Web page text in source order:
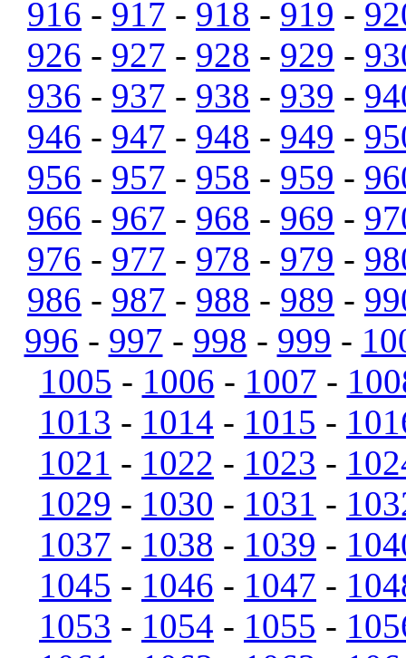
916 - 917 - 918 - 919 -
926 - 927 - 928 - 929 -
936 - 937 - 938 - 939 -
946 - 947 - 948 - 949 -
956 - 957 - 958 - 959 -
966 - 967 - 968 - 969 -
976 - 977 - 978 - 979 -
986 - 987 - 988 - 989 -
996 - 997 - 998 - 999 -
1005 - 1006 - 1007 -
1013 - 1014 - 1015 -
1021 - 1022 - 1023 -
1029 - 1030 - 1031 -
1037 - 1038 - 1039 -
1045 - 1046 - 1047 -
1053 - 1054 - 1055 -